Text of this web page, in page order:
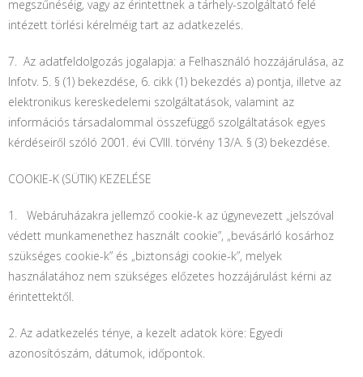
megszűnéséig, vagy az érintettnek a tárhely-szolgáltató felé
intézett törlési kérelméig tart az adatkezelés.
7. Az adatfeldolgozás jogalapja: a Felhasználó hozzájárulása, az
Infotv. 5. § (1) bekezdése, 6. cikk (1) bekezdés a) pontja, illetve az
elektronikus kereskedelemi szolgáltatások, valamint az
információs társadalommal összefüggő szolgáltatások egyes
kérdéseiről szóló 2001. évi CVIII. törvény 13/A. § (3) bekezdése.
COOKIE-K (SÜTIK) KEZELÉSE
1. Webáruházakra jellemző cookie-k az úgynevezett „jelszóval
védett munkamenethez használt cookie”, „bevásárló kosárhoz
szükséges cookie-k” és „biztonsági cookie-k”, melyek
használatához nem szükséges előzetes hozzájárulást kérni az
érintettektől.
2. Az adatkezelés ténye, a kezelt adatok köre: Egyedi
azonosítószám, dátumok, időpontok.